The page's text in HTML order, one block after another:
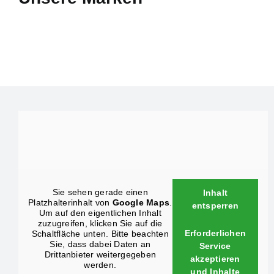
Sie sehen gerade einen
Platzhalterinhalt von Google Maps
Um auf den eigentlichen Inhalt
zuzugreifen, klicken Sie auf die
Schaltfläche unten. Bitte beachten
Sie, dass dabei Daten an
Drittanbieter weitergegeben
werden.
Inhalt
entsperren
Erforderlichen
Service
akzeptieren
und Inhalte